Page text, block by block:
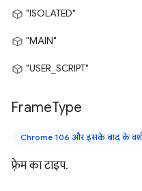
"ISOLATED"
"MAIN"
"USER_SCRIPT"
FrameType
Chrome 106 और इसके बाद के
फ़्रेम का टाइप.